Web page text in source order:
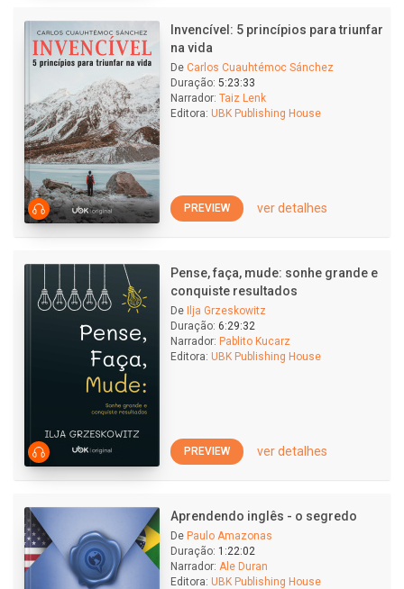
Invencível: 5 princípios para triunfar
na vida
De Carlos Cuauhtémoc Sánchez
Duração: 5:23:33
Narrador: Taiz Lenk
Editora: UBK Publishing House
PREVIEW ver detalhes
Pense, faça, mude: sonhe grande e
conquiste resultados
De
Ilja Grzeskowitz
Duração: 6:29:32
Narrador: Pablito Kucarz
Editora: UBK Publishing House
PREVIEW ver detalhes
Aprendendo inglês - o segredo
De Paulo Amazonas
Duração: 1:22:02
Narrador: Ale Duran
Editora: UBK Publishing House